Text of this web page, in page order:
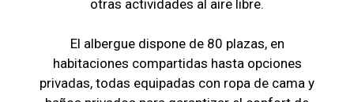
otras actividades al aire libre.
El albergue dispone de 80 plazas, en
habitaciones compartidas hasta opciones
privadas, todas equipadas con ropa de cama y